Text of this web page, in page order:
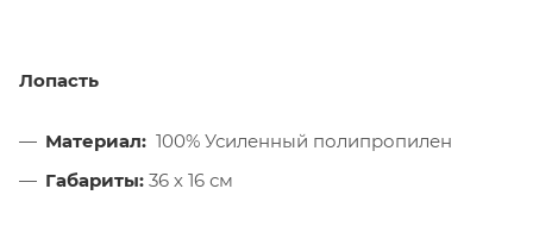
Лопасть
Материал: 100% Усиленный полипропилен
Габариты: 36 х 16 см